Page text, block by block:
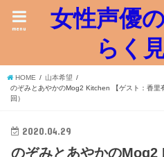
女性声優
らく
menu
HOME
山本希望
のぞみとあやかのMog2 Kitchen 【ゲスト：香里
回）
2020.04.29
のぞみとあやかのMog2